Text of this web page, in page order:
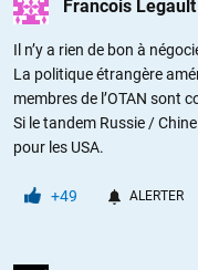
Francois Legault
Il n’y a rien de bon à
La politique étrangère
membres de l’OTAN sont
Si le tandem Russie /
pour les USA.
+49 ALERTER